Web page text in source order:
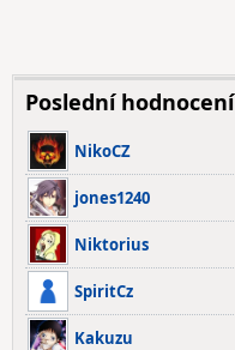
Poslední hodnocení
NikoCZ
jones1240
Niktorius
SpiritCz
Kakuzu